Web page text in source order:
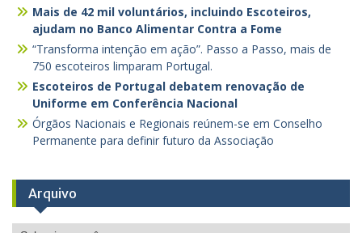
Mais de 42 mil voluntários, incluindo Escoteiros,
ajudam no Banco Alimentar Contra a Fome
“Transforma intenção em ação”. Passo a Passo, mais de
750 escoteiros limparam Portugal.
Escoteiros de Portugal debatem renovação de
Uniforme em Conferência Nacional
Órgãos Nacionais e Regionais reúnem-se em Conselho
Permanente para definir futuro da Associação
Arquivo